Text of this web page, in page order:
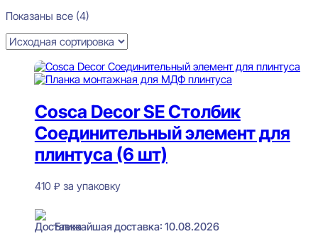
Показаны все (4)
Cosca Decor SE Столбик
Соединительный элемент для
плинтуса (6 шт)
410 ₽ за упаковку
Ближайшая доставка: 10.08.2026